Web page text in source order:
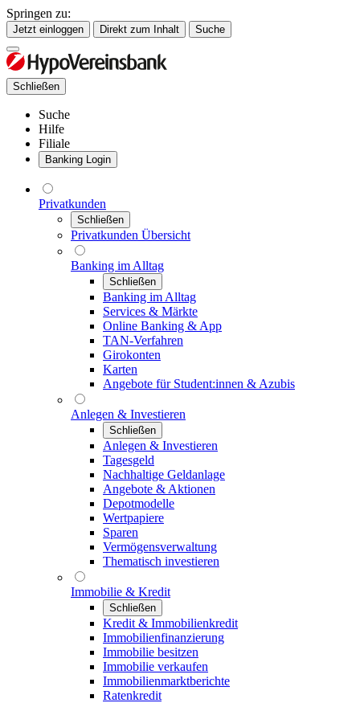
Springen zu:
Jetzt einloggen Direkt zum Inhalt Suche
Schließen
Suche
Hilfe
Filiale
Banking Login
Privatkunden
Schließen
Privatkunden Übersicht
Banking im Alltag
Schließen
Banking im Alltag
Services & Märkte
Online Banking & App
TAN-Verfahren
Girokonten
Karten
Angebote für Student:innen & Azubis
Anlegen & Investieren
Schließen
Anlegen & Investieren
Tagesgeld
Nachhaltige Geldanlage
Angebote & Aktionen
Depotmodelle
Wertpapiere
Sparen
Vermögensverwaltung
Thematisch investieren
Immobilie & Kredit
Schließen
Kredit & Immobilienkredit
Immobilienfinanzierung
Immobilie besitzen
Immobilie verkaufen
Immobilienmarktberichte
Ratenkredit